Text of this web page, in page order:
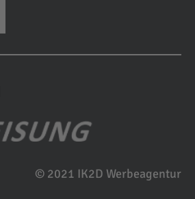
© 2021 IK2D Werbeagentur